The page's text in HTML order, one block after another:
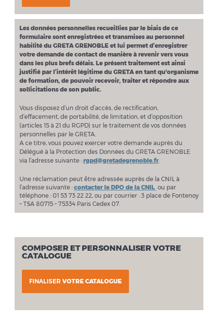
Les données personnelles recueillies par le biais de ce
formulaire sont enregistrées et transmises au personnel
habilité du GRETA GRENOBLE et lui permet d’enregistrer
votre demande de contact de manière à revenir vers vous
dans les plus brefs délais. Le présent traitement est ainsi
justifié par l’intérêt légitime du GRETA en tant qu'organisme
de formation, de pouvoir recevoir, traiter et répondre aux
sollicitations de son public.
Vous disposez d’un droit d’accès, de rectification,
d’effacement, de portabilité, de limitation, et d’opposition
(articles 15 à 21 du RGPD) sur le traitement de vos données
personnelles par le GRETA.
A ce titre, vous pouvez exercer votre demande auprès du
Délégué à la Protection des Données du GRETA GRENOBLE
via l’adresse suivante : rgpd@gretadegrenoble.fr.
Une réclamation peut être adressée auprès de la CNIL à
l’adresse suivante : contacter le DPO de la CNIL ou par
téléphone : 01 53 73 22 22, ou par courrier : 3 place de Fontenoy
– TSA 80715 – 75334 Paris Cedex 07.
COMPOSER ET PERSONNALISER VOTRE
CATALOGUE
FINALISER VOTRE CATALOGUE